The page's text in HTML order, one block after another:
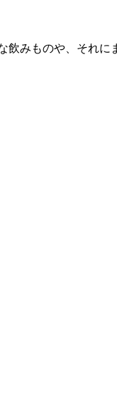
飲みものや、それに